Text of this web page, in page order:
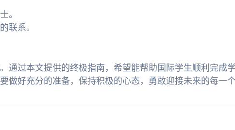
。
联系。
通过本文提供的终极指南，希望能帮助国际学生顺利完成
好充分的准备，保持积极的心态，勇敢迎接未来的每一个